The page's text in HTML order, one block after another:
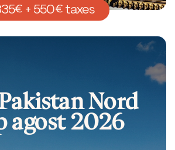
+ 550€ taxes
Nord
agost 2026